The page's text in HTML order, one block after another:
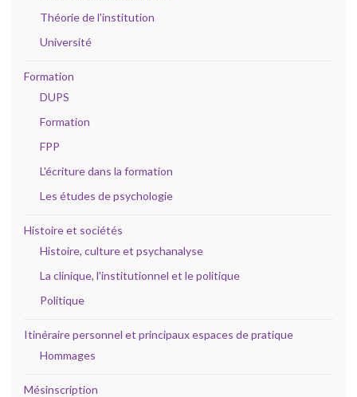
Théorie de l'institution
Université
Formation
DUPS
Formation
FPP
L'écriture dans la formation
Les études de psychologie
Histoire et sociétés
Histoire, culture et psychanalyse
La clinique, l'institutionnel et le politique
Politique
Itinéraire personnel et principaux espaces de pratique
Hommages
Mésinscription